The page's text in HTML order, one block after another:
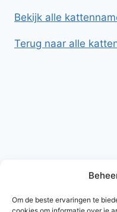
Om de beste ervaringen te
Bekijk alle
Terug naar alle